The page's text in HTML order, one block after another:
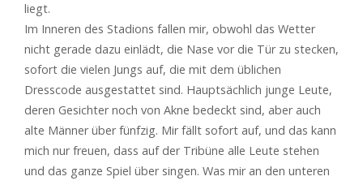
liegt.
Im Inneren des Stadions fallen mir, obwohl das Wetter
nicht gerade dazu einlädt, die Nase vor die Tür zu stecken,
sofort die vielen Jungs auf, die mit dem üblichen
Dresscode ausgestattet sind. Hauptsächlich junge Leute,
deren Gesichter noch von Akne bedeckt sind, aber auch
alte Männer über fünfzig. Mir fällt sofort auf, und das kann
mich nur freuen, dass auf der Tribüne alle Leute stehen
und das ganze Spiel über singen. Was mir an den unteren